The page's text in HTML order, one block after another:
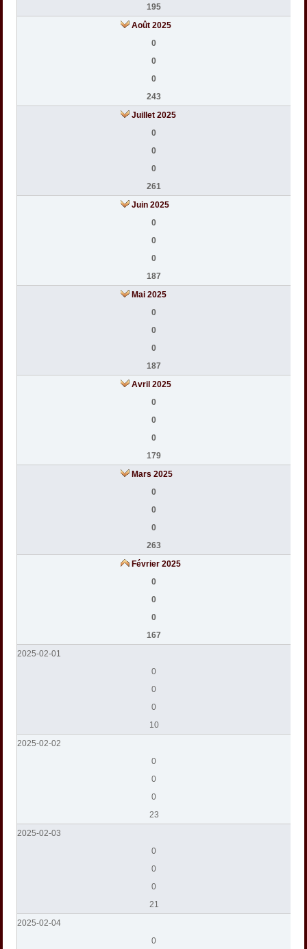
195
Août 2025
0
0
0
243
Juillet 2025
0
0
0
261
Juin 2025
0
0
0
187
Mai 2025
0
0
0
187
Avril 2025
0
0
0
179
Mars 2025
0
0
0
263
Février 2025
0
0
0
167
2025-02-01
0
0
0
10
2025-02-02
0
0
0
23
2025-02-03
0
0
0
21
2025-02-04
0